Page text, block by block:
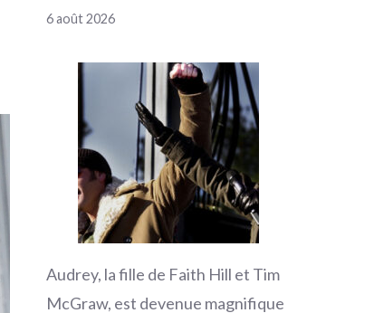
6 août 2026
Audrey, la fille de Faith Hill et Tim
McGraw, est devenue magnifique